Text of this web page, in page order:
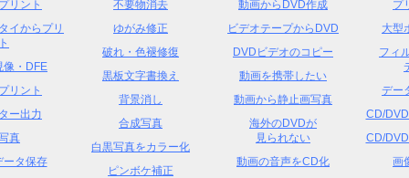
リント
イからプリ
像・DFE
リント
ー出力
真
ータ保存
不要物消去
ゆがみ修正
破れ・色褪修復
黒板文字書換え
背景消し
合成写真
白黒写真をカラー化
ピンボケ補正
動画からDVD作成
ビデオテープからDVD
DVDビデオのコピー
動画を携帯したい
動画から静止画写真
海外のDVDが
見られない
動画の音声をCD化
プ
大型
フィ
デー
CD/
CD/
画